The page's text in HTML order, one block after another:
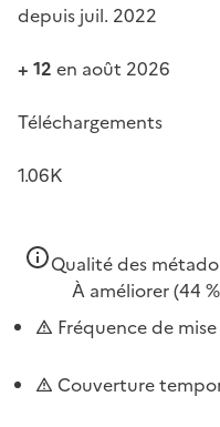
depuis juil. 2022
+ 12 en août 2026
Téléchargements
1.06K
Qualité des
À améliorer(44
Fréquence de
Couverture